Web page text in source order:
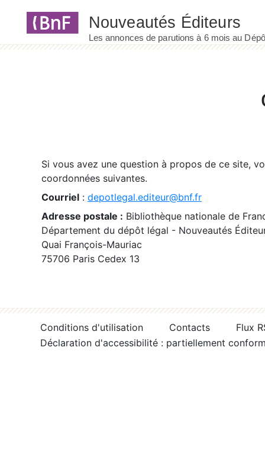
Si vous avez une question à propos de ce site,
coordonnées suivantes.
Courriel : depotlegal.editeur@bnf.fr
Adresse postale : Bibliothèque nationale de
Département du dépôt légal - Nouveautés
Quai François-Mauriac
75706 Paris Cedex 13
Conditions d'utilisation Contacts
Flux
Déclaration d'accessibilité : partiellement